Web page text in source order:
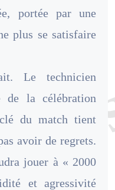
portée par une
plus se satisfaire
Le technicien
de la célébration
du match tient
avoir de regrets.
jouer à « 2000
et agressivité